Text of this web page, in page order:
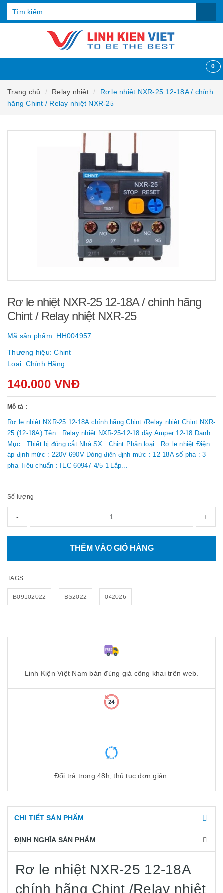
0
Trang chủ Relay nhiệt
Rơ le nhiệt NXR-25 12-18A / chính
hãng Chint / Relay nhiệt NXR-25
Rơ le nhiệt NXR-25 12-18A / chính hãng
Chint / Relay nhiệt NXR-25
Mã sản phẩm: HH004957
Thương hiệu:Chint
Loại: Chính Hãng
140.000 VNĐ
Mô tả :
Rơ le nhiệt NXR-25 12-18A chính hãng Chint /Relay nhiệt Chint NXR-
25 (12-18A) Tên : Relay nhiệt NXR-25-12-18 dãy Amper 12-18 Danh
Mục : Thiết bị đóng cắt Nhà SX : Chint Phân loại : Rơ le nhiệt Điện
áp định mức : 220V-690V Dòng điện định mức : 12-18A số pha : 3
pha Tiêu chuẩn : IEC 60947-4/5-1 Lắp...
Số lượng
- +
THÊM VÀO GIỎ HÀNG
TAGS
B09102022 BS2022 042026
Linh Kiện Việt Nam bán đúng giá công khai trên web.
Đổi trả trong 48h, thủ tục đơn giản.
CHI TIẾT SẢN PHẨM
ĐỊNH NGHĨA SẢN PHẨM
Rơ le nhiệt NXR-25 12-18A
chính hãng Chint /Relay nhiệt